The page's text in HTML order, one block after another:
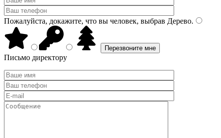
Пожалуйста, докажите, что вы человек, выбрав Дерево.
Письмо директору